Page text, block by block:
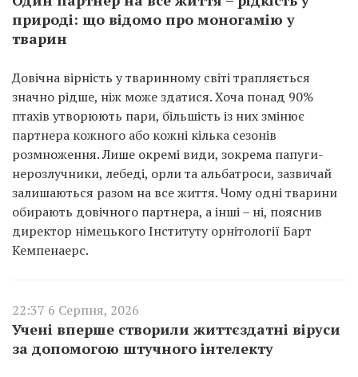
природі: що відомо про моногамію у
тварин
Довічна вірність у тваринному світі трапляється
значно рідше, ніж може здатися. Хоча понад 90%
птахів утворюють пари, більшість із них змінює
партнера кожного або кожні кілька сезонів
розмноження. Лише окремі види, зокрема папуги-
нерозлучники, лебеді, орли та альбатроси, зазвичай
залишаються разом на все життя. Чому одні тварини
обирають довічного партнера, а інші – ні, пояснив
директор німецького Інституту орнітології Барт
Кемпенаерс.
22:37 6 Серпня, 2026
Учені вперше створили життєздатні віруси
за допомогою штучного інтелекту